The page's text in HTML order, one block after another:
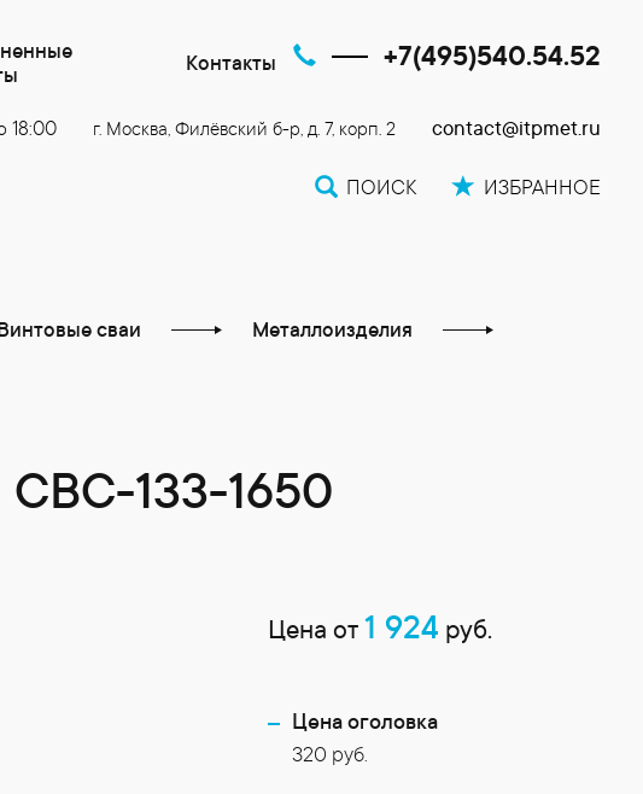
Контакты +7(495)540.54.52
18:00 г. Москва, Филёвский б-р, д. 7, корп. 2 contact@itpmet.ru
ПОИСК ИЗБРАННОЕ
сваи Металлоизделия
133-1650
Цена от 1 924 руб.
Цена оголовка
320 руб.